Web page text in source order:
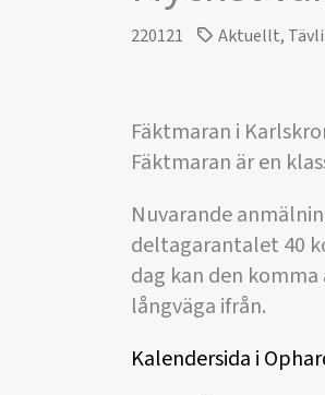
220121 Aktuellt,
Fäktmaran i
Fäktmaran är en
Nuvarande
deltagarantalet 40
dag kan den
långväga ifrån.
Kalendersida i